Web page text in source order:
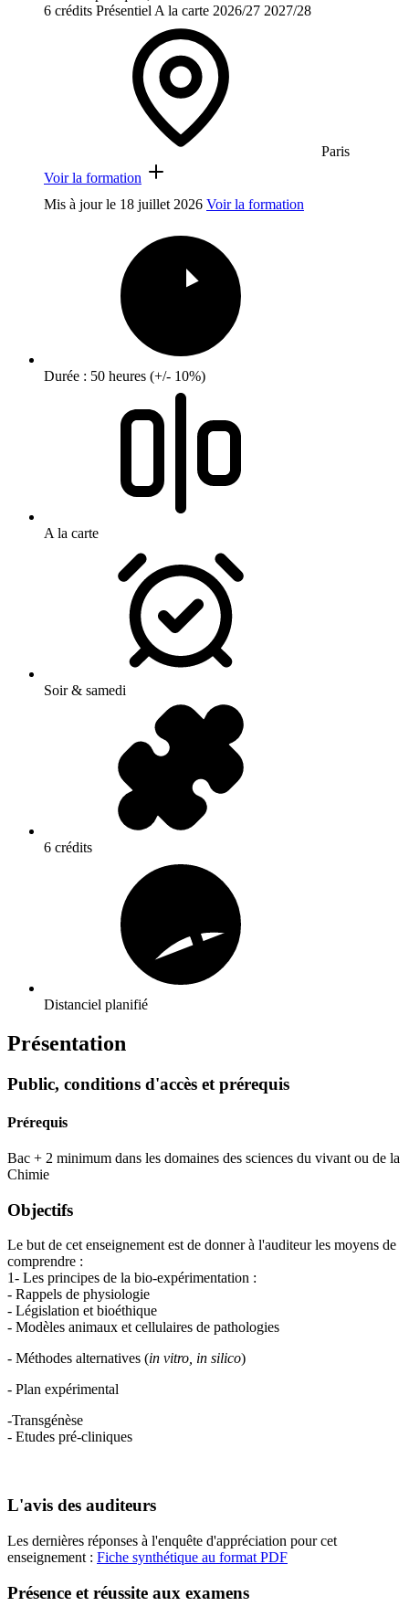
6 crédits PrésentielA la carte 2026/27 2027/28
Paris
Voir la formation
Mis à jour le 18 juillet 2026 Voir la formation
Durée : 50 heures (+/- 10%)
A la carte
Soir & samedi
6 crédits
Distanciel planifié
Présentation
Public, conditions d'accès et prérequis
Prérequis
Bac + 2 minimum dans les domaines des sciences du vivant ou de la
Chimie
Objectifs
Le but de cet enseignement est de donner à l'auditeur les moyens de
comprendre :
1- Les principes de la bio-expérimentation :
- Rappels de physiologie
- Législation et bioéthique
- Modèles animaux et cellulaires de pathologies
- Méthodes alternatives (in vitro, in silico)
- Plan expérimental
-Transgénèse
- Etudes pré-cliniques
L'avis des auditeurs
Les dernières réponses à l'enquête d'appréciation pour cet
enseignement : Fiche synthétique au format PDF
Présence et réussite aux examens